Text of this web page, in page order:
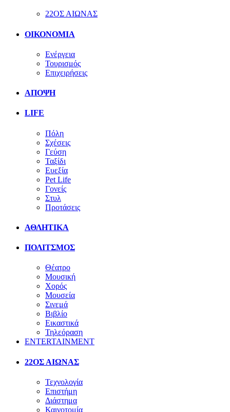
22ΟΣ ΑΙΩΝΑΣ
ΟΙΚΟΝΟΜΙΑ
Ενέργεια
Τουρισμός
Επιχειρήσεις
ΑΠΟΨΗ
LIFE
Πόλη
Σχέσεις
Γεύση
Ταξίδι
Ευεξία
Pet Life
Γονείς
Στυλ
Προτάσεις
ΑΘΛΗΤΙΚΑ
ΠΟΛΙΤΣΜΟΣ
Θέατρο
Μουσική
Χορός
Μουσεία
Σινεμά
Βιβλίο
Εικαστικά
Τηλεόραση
ENTERTAINMENT
22ΟΣ ΑΙΩΝΑΣ
Τεχνολογία
Επιστήμη
Διάστημα
Καινοτομία